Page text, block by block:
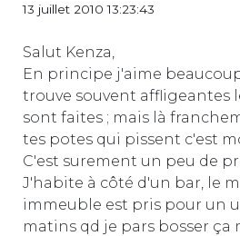
13 juillet 2010 13:23:43
Salut Kenza,
En principe j'aime
trouve souvent affligeantes
sont faites ; mais là
tes potes qui pissent c'est
C'est surement un peu de
J'habite à côté d'un bar, le
immeuble est pris pour un
matins qd je pars bosser ça